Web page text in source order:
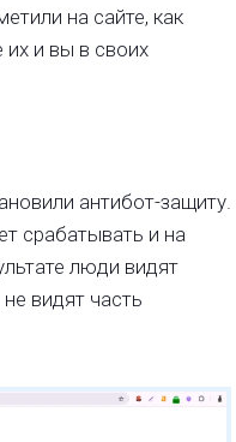
на сайте, как
и вы в своих
антибот-защиту.
срабатывать и на
люди видят
видят часть